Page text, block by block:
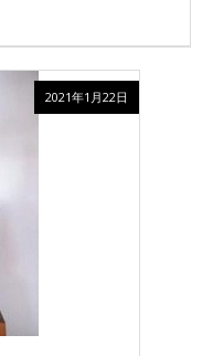
2021年1月22日